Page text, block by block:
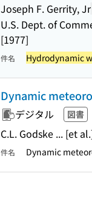
Joseph F. Gerrity, Jr
U.S. Dept. of
[1977]
件名 Hydrodynamic
Dynamic
デジタル 図書
C.L. Godske ... [et
件名 Dynamic